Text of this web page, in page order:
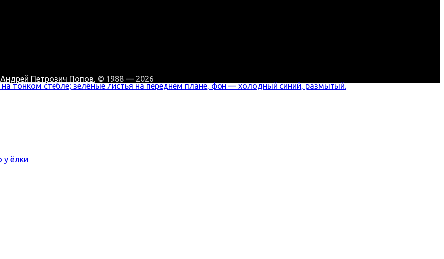
у ёлки
Андрей Петрович Попов, © 1988 — 2026